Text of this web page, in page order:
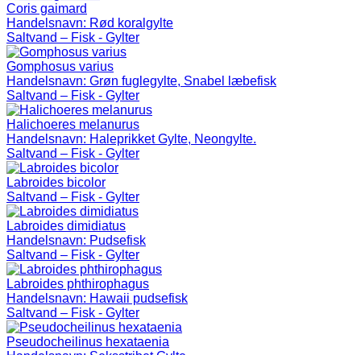
Coris gaimard
Handelsnavn: Rød koralgylte
Saltvand – Fisk - Gylter
Gomphosus varius
Handelsnavn: Grøn fuglegylte, Snabel læbefisk
Saltvand – Fisk - Gylter
Halichoeres melanurus
Handelsnavn: Haleprikket Gylte, Neongylte.
Saltvand – Fisk - Gylter
Labroides bicolor
Saltvand – Fisk - Gylter
Labroides dimidiatus
Handelsnavn: Pudsefisk
Saltvand – Fisk - Gylter
Labroides phthirophagus
Handelsnavn: Hawaii pudsefisk
Saltvand – Fisk - Gylter
Pseudocheilinus hexataenia